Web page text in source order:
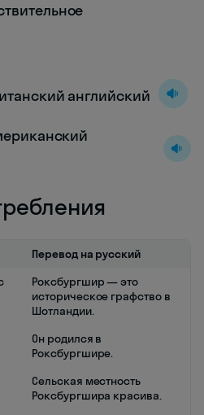
английский
Перевод на русский
Роксбургшир — это
историческое графство в
Шотландии.
Он родился в
Роксбургшире.
Сельская местность
Роксбургшира красива.